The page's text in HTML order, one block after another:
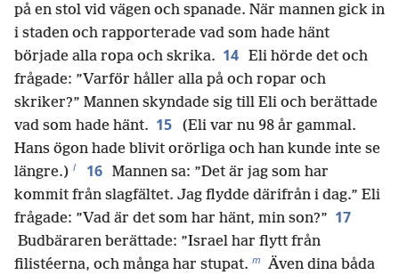
på en stol vid vägen och spanade. När mannen gick in
i staden och rapporterade vad som hade hänt
började alla ropa och skrika. 14 Eli hörde det och
frågade: ”Varför håller alla på och ropar och
skriker?” Mannen skyndade sig till Eli och berättade
vad som hade hänt. 15
(Eli var nu 98 år gammal.
Hans ögon hade blivit orörliga och han kunde inte se
längre.) l 16 Mannen sa: ”Det är jag som har
kommit från slagfältet. Jag flydde därifrån i dag.” Eli
frågade: ”Vad är det som har hänt, min son?” 17
Budbäraren berättade: ”Israel har flytt från
filistéerna, och många har stupat. m Även dina båda